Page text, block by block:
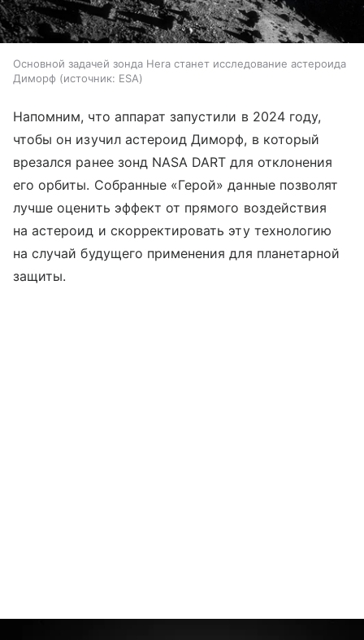
Основной задачей зонда Hera станет исследование астероида
Диморф
источник: ESA
Напомним, что аппарат запустили в 2024 году,
чтобы он изучил астероид Диморф, в который
врезался ранее зонд NASA DART для отклонения
его орбиты. Собранные «Герой» данные позволят
лучше оценить эффект от прямого воздействия
на астероид и скорректировать эту технологию
на случай будущего применения для планетарной
защиты.